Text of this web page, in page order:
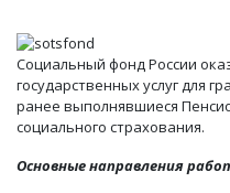
Социальный фонд России
государственных услуг для
ранее выполнявшиеся
социального страхования.
Основные направления